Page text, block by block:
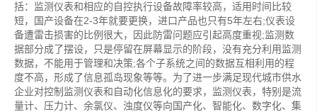
括：监测仪表和相应的自控执行设备故障率较高，适用时间比较
短，国产设备在2-3年就要更换，进口产品也只有5年左右;仪表设
备遭雷击损害的比例很大，因此防雷问题应引起高度重视;监测数
据部分成了摆设，只是停留在屏幕显示的阶段，没有充分利用监测
数据，不能用于管理和决策;各个子系统之间的数据互相利用的程
度不高，形成了信息孤岛现象等等。为了进一步满足现代城市供水
企业对控制监测仪表和自动化信息化的要求，监测仪表，特别是流
量计、压力计、余氯仪、浊度仪等向国产化、智能化、数字化、集